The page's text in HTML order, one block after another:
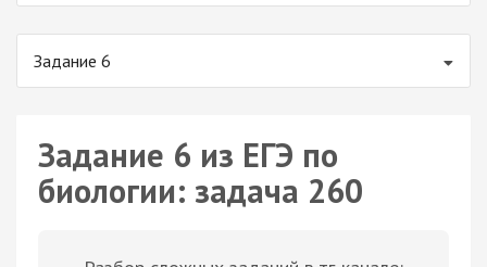
Задание 6
Задание 6 из ЕГЭ по
биологии: задача 260